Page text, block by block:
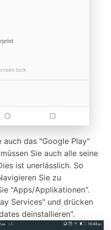
das "Google Play"
Sie auch alle seine
ist unerlässlich. So
Sie zu
"Apps/Applikationen".
Services" und drücken
deinstallieren".